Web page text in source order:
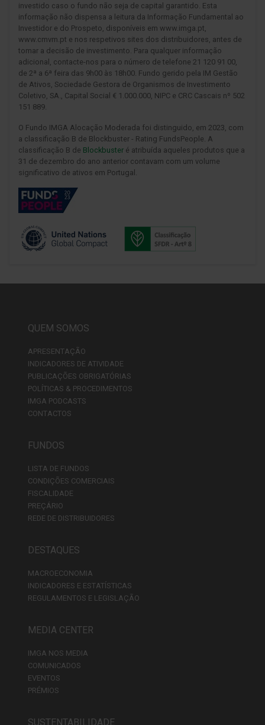
investido caso o fundo não seja de capital garantido. Esta
informação não dispensa a leitura da Informação Fundamental ao
Investidor e do Prospeto, disponíveis em www.imga.pt,
www.cmvm.pt e nos respetivos sites dos distribuidores, antes de
tomar a decisão de investimento. Para qualquer informação
adicional, contacte-nos para o número de telefone 21 120 91 00,
de 2ª a 6ª feira das 9h00 às 18h00. Fundo gerido pela IM Gestão
de Ativos, Sociedade Gestora de Organismos de Investimento
Coletivo, SA., Capital Social € 1.000.000, NIPC e CRC Cascais nº 502
151 889.
O Fundo IMGA Alocação Moderada foi distinguido, em 2023, com
a classificação B de Blockbuster - Rating FundsPeople. A
classificação B de Blockbuster é atribuída aqueles produtos que a
31 de dezembro do ano anterior contavam com um volume
significativo de ativos em Portugal.
QUEM SOMOS
APRESENTAÇÃO
INDICADORES DE ATIVIDADE
PUBLICAÇÕES OBRIGATÓRIAS
POLÍTICAS & PROCEDIMENTOS
IMGA PODCASTS
CONTACTOS
FUNDOS
LISTA DE FUNDOS
CONDIÇÕES COMERCIAIS
FISCALIDADE
PREÇÁRIO
REDE DE DISTRIBUIDORES
DESTAQUES
MACROECONOMIA
INDICADORES E ESTATÍSTICAS
REGULAMENTOS E LEGISLAÇÃO
MEDIA CENTER
IMGA NOS MEDIA
COMUNICADOS
EVENTOS
PRÉMIOS
SUSTENTABILIDADE